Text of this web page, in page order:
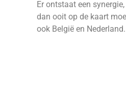
Er ontstaat een
dan ooit op de kaart
ook België en Nederland.